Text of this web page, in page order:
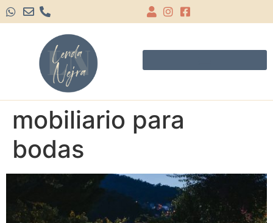
mobiliario para
bodas